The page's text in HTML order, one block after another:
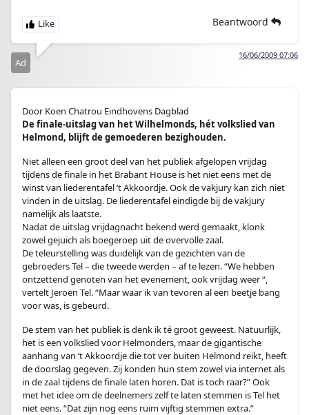
Beantwoord
16/06/2009 07:06
Ad
Door Koen Chatrou Eindhovens Dagblad
De finale-uitslag van het Wilhelmonds, hét volkslied van
Helmond, blijft de gemoederen bezighouden.
Niet alleen een groot deel van het publiek afgelopen vrijdag
tijdens de finale in het Brabant House is het niet eens met de
winst van liederentafel ’t Akkoordje. Ook de vakjury kan zich niet
vinden in de uitslag. De liederentafel eindigde bij de vakjury
namelijk als laatste.
Nadat de uitslag vrijdagnacht bekend werd gemaakt, klonk
zowel gejuich als boegeroep uit de overvolle zaal.
De teleurstelling was duidelijk van de gezichten van de
gebroeders Tel – die tweede werden – af te lezen. “We hebben
ontzettend genoten van het evenement, ook vrijdag weer “,
vertelt Jeroen Tel. “Maar waar ik van tevoren al een beetje bang
voor was, is gebeurd.
De stem van het publiek is denk ik té groot geweest. Natuurlijk,
het is een volkslied voor Helmonders, maar de gigantische
aanhang van ’t Akkoordje die tot ver buiten Helmond reikt, heeft
de doorslag gegeven. Zij konden hun stem zowel via internet als
in de zaal tijdens de finale laten horen. Dat is toch raar?” Ook
met het idee om de deelnemers zelf te laten stemmen is Tel het
niet eens. “Dat zijn nog eens ruim vijftig stemmen extra.”